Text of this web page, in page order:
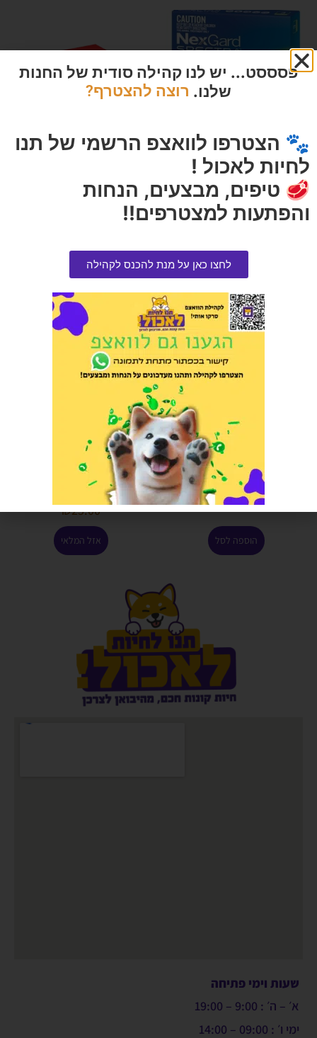
נקסגארד ספקטרה פרעושים
וקרציות 7.5-15 קג 1 יחידה
הרוויחו 13.25 נקודות ⭐
אזל המלאי
85 גרם
הרוויחו 0.30 נקודות ⭐
הוספה לסל
הרוויחו 2.50 נקודות ⭐
₪50.00
הוספה לסל
בשקית L
הרוויחו 1.25 נקודות ⭐
₪25.00
אזל המלאי
שעות וימי פתיחה
א׳ – ה׳ : 9:00 – 19:00
ימי ו׳ : 09:00 – 14:00
פסססט... יש לנו קהילה סודית של החנות
שלנו. רוצה להצטרף?
🐾 הצטרפו לוואצפ הרשמי של תנו
לחיות לאכול !
🥩 טיפים, מבצעים, הנחות
והפתעות למצטרפים!!
לחצו כאן על מנת להכנס לקהילה